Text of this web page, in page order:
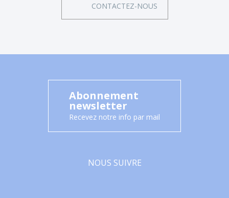
CONTACTEZ-NOUS
Abonnement
newsletter
Recevez notre info par mail
NOUS SUIVRE